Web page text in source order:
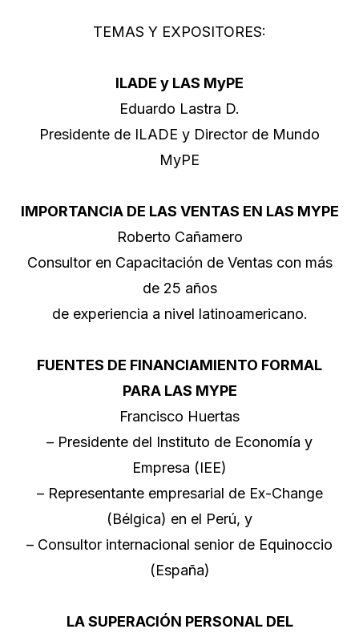
TEMAS Y EXPOSITORES:
ILADE y LAS MyPE
Eduardo Lastra D.
Presidente de ILADE y Director de Mundo
MyPE
IMPORTANCIA DE LAS VENTAS EN LAS MYPE
Roberto Cañamero
Consultor en Capacitación de Ventas con más
de 25 años
de experiencia a nivel latinoamericano.
FUENTES DE FINANCIAMIENTO FORMAL
PARA LAS MYPE
Francisco Huertas
– Presidente del Instituto de Economía y
Empresa (IEE)
– Representante empresarial de Ex-Change
(Bélgica) en el Perú, y
– Consultor internacional senior de Equinoccio
(España)
LA SUPERACIÓN PERSONAL DEL